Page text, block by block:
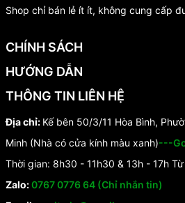
Shop chỉ bán lẻ ít ít, không cung cấp
CHÍNH SÁCH
HƯỚNG DẪN
THÔNG TIN LIÊN HỆ
Địa chỉ: Kế bên 50/3/11 Hòa Bình,
Minh (Nhà có cửa kính màu xanh)---
Thời gian: 8h30 - 11h30 & 13h - 17h
Zalo:0767 0776 64 (Chỉ nhắn tin)